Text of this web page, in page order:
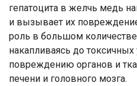
гепатоцита в желчь медь
и вызывает их
роль в большом
накапливаясь до
повреждению органов и
печени и головного мозга.